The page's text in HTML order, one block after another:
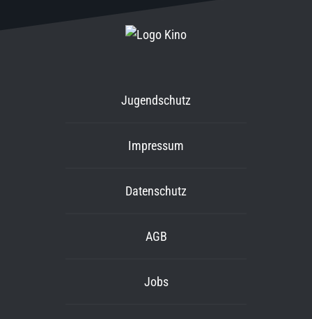
Jugendschutz
Impressum
Datenschutz
AGB
Jobs